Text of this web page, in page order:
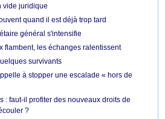
vide juridique
quand il est déjà trop tard
général s'intensifie
flambent, les échanges ralentissent
survivants
à stopper une escalade « hors de
: faut-il profiter des nouveaux droits de
?